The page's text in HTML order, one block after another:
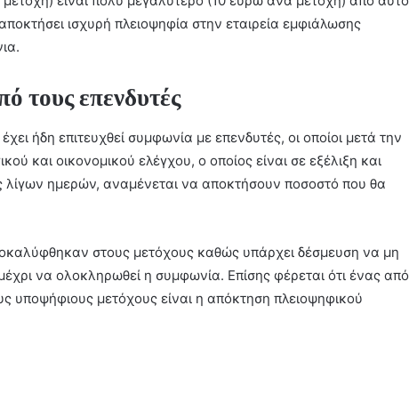
ισχυρή πλειοψηφία στην εταιρεία εμφιάλωσης
τους επενδυτές
ήδη επιτευχθεί συμφωνία με επενδυτές, οι οποίοι μετά την
και οικονομικού ελέγχου, ο οποίος είναι σε εξέλιξη και
λίγων ημερών, αναμένεται να αποκτήσουν ποσοστό που θα
στους μετόχους καθώς υπάρχει δέσμευση να μη
να ολοκληρωθεί η συμφωνία. Επίσης φέρεται ότι ένας από
υποψήφιους μετόχους είναι η απόκτηση πλειοψηφικού